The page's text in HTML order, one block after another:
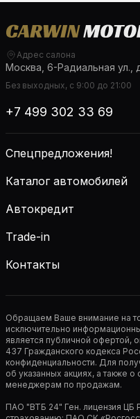
Адрес салона
Москва, 6-Радиальная ул.,
Без выходных, с 9:00 до 21:00
+7 499 302 33 69
Спецпредложения!
Каталог автомобилей
Автокредит
Trade-in
Контакты
Обращаем Ваше внимание на
исключительно
является публичной офертой,
437 Гражданского кодекса
конфиденциальности. Для
об указанных акциях, а также
менеджерам по продажам.
ПАО "ВТБ 24" Ген. лицензия ЦБ